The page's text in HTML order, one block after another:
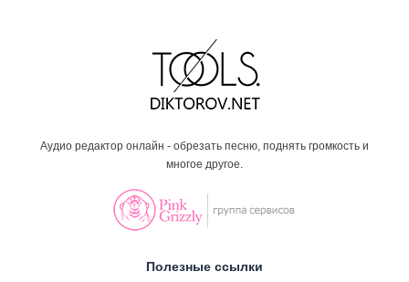
Аудио редактор онлайн - обрезать песню, поднять громкость и
многое другое.
Полезные ссылки